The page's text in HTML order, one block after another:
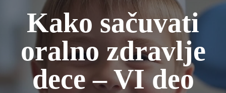
Kako sačuvati
oralno zdravlje
dece – VI deo